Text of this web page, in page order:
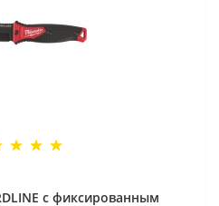
с фиксированным